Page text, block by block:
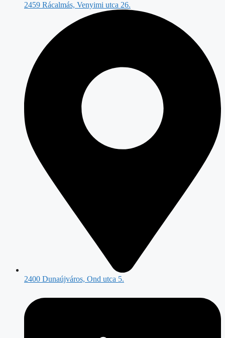
2459 Rácalmás, Venyimi utca 26.
2400 Dunaújváros, Ond utca 5.